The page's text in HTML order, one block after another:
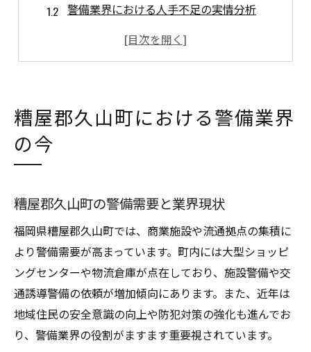
警備業界における人手不足の実情分析
地域特性が警備業界に与える影響とは
久山町警備業界のトレンド最新事情
若年層採用難が警備に及ぼす影響分析
警備業務の多様化と労働環境の変化点
地域で注目される警備業界の最新動向
久山町で進む警備業界の最新技術活用例
警備会社が注目する働き方改革の流れ
警備現場の人材確保と研修体制強化策
警備業界を支えるシニア人材の活躍状況
糟屋郡久山町における警備業界
の今
糟屋郡久山町の警備需要と業界現状
福岡県糟屋郡久山町では、商業施設や流通拠点の集積に
より警備需要が高まっています。町内には大型ショッピ
ングセンターや物流倉庫が点在しており、施設警備や交
通誘導警備の依頼が増加傾向にあります。また、近年は
地域住民の安全意識の向上や防犯対策の強化も進んでお
り、警備業界の役割がますます重要視されています。